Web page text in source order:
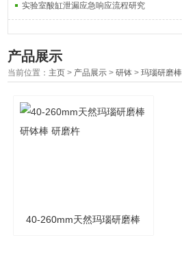
实验室酸缸泄漏应急响应流程研究
产品展示
当前位置： 主页 > 产品展示 >研钵 >玛瑙研磨棒
40-260mm天然玛瑙研磨棒